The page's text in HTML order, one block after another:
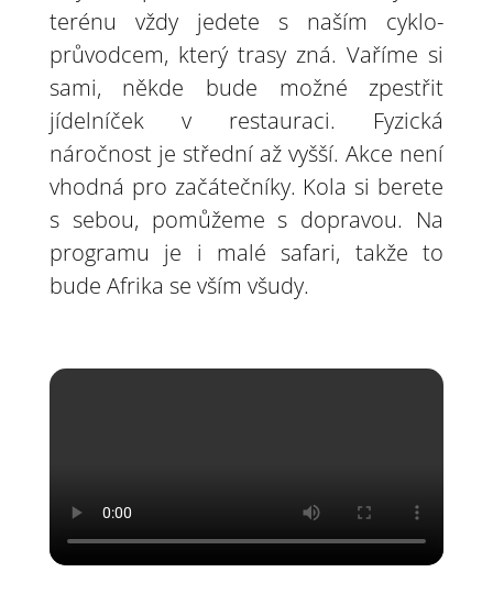
terénu vždy jedete s naším cyklo-
průvodcem, který trasy zná. Vaříme si
sami, někde bude možné zpestřit
jídelníček v restauraci. Fyzická
náročnost je střední až vyšší. Akce není
vhodná pro začátečníky. Kola si berete
s sebou, pomůžeme s dopravou. Na
programu je i malé safari, takže to
bude Afrika se vším všudy.